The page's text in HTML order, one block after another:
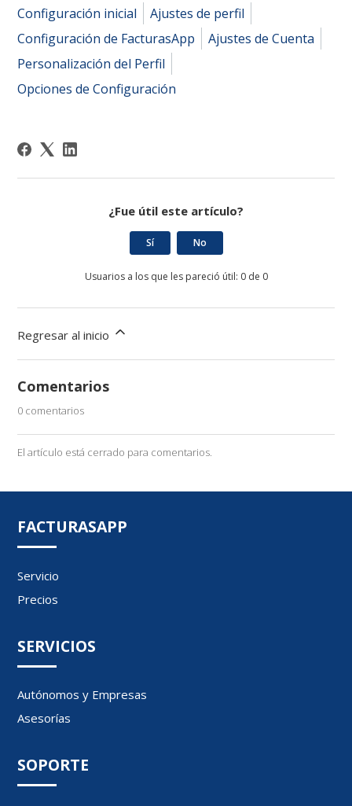
Configuración inicial
Ajustes de perfil
Configuración de FacturasApp
Ajustes de Cuenta
Personalización del Perfil
Opciones de Configuración
¿Fue útil este artículo?
Sí No
Usuarios a los que les pareció útil: 0 de 0
Regresar al inicio
Comentarios
0 comentarios
El artículo está cerrado para comentarios.
FACTURASAPP
Servicio
Precios
SERVICIOS
Autónomos y Empresas
Asesorías
SOPORTE